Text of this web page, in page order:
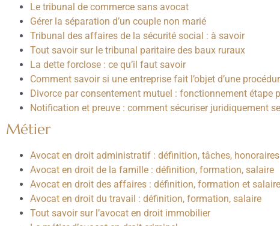
Le tribunal de commerce sans avocat
Gérer la séparation d’un couple non marié
Tribunal des affaires de la sécurité social : à savoir
Tout savoir sur le tribunal paritaire des baux ruraux
La dette forclose : ce qu’il faut savoir
Comment savoir si une entreprise fait l’objet d’une
Divorce par consentement mutuel : fonctionnement étape
Notification et preuve : comment sécuriser juridiquement
Métier
Avocat en droit administratif : définition, tâches, honoraires
Avocat en droit de la famille : définition, formation, salaire
Avocat en droit des affaires : définition, formation et salaire
Avocat en droit du travail : définition, formation, salaire
Tout savoir sur l’avocat en droit immobilier